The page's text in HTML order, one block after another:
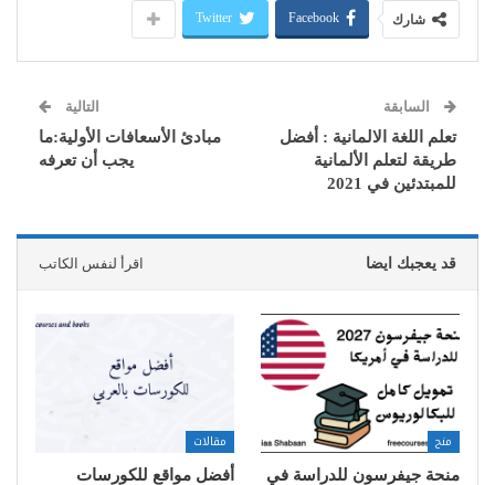
شارك Facebook
Twitter
السابقة
تعلم اللغة الالمانية : أفضل
طريقة لتعلم الألمانية
للمبتدئين في 2021
التالية
مبادئ الأسعافات الأولية:ما
يجب أن تعرفه
قد يعجبك ايضا اقرأ لنفس الكاتب
منح
منحة جيفرسون للدراسة في
مقالات
أفضل مواقع للكورسات